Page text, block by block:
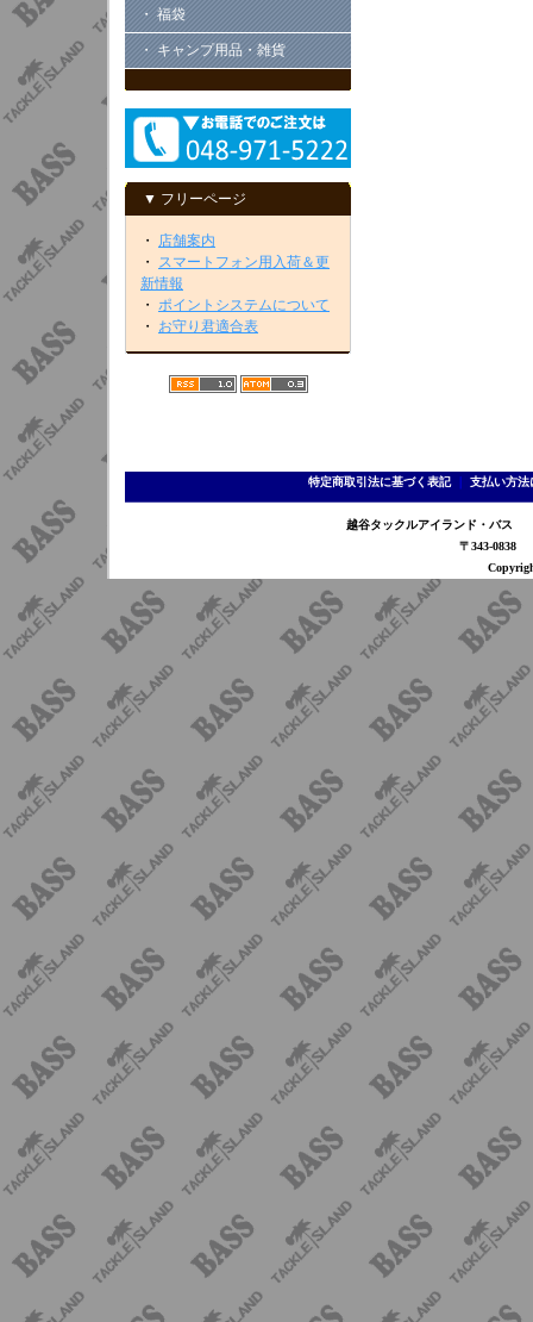
・ 福袋
・ キャンプ用品・雑貨
▼ フリーページ
・ 店舗案内
・ スマートフォン用入荷＆更
新情報
・ ポイントシステムについて
・ お守り君適合表
特定商取引法に基づく表記｜ 支払い方法
越谷タックルアイランド・バ
〒343-0838